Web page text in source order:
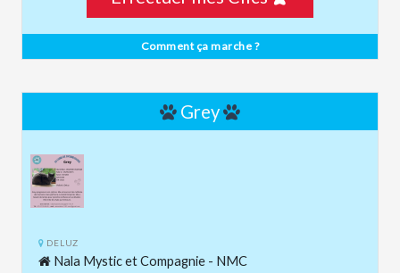
Comment ça marche ?
Grey
DELUZ
Nala Mystic et Compagnie - NMC